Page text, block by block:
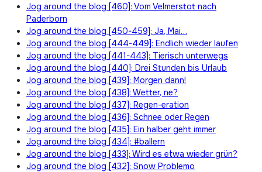
Jog around the blog [460]: Vom Velmerstot nach
Paderborn
Jog around the blog [450-459]: Ja, Mai…
Jog around the blog [444-449]: Endlich wieder laufen
Jog around the blog [441-443]: Tierisch unterwegs
Jog around the blog [440]: Drei Stunden bis Urlaub
Jog around the blog [439]: Morgen dann!
Jog around the blog [438]: Wetter, ne?
Jog around the blog [437]: Regen-eration
Jog around the blog [436]: Schnee oder Regen
Jog around the blog [435]: Ein halber geht immer
Jog around the blog [434]: #ballern
Jog around the blog [433]: Wird es etwa wieder grün?
Jog around the blog [432]: Snow Problemo